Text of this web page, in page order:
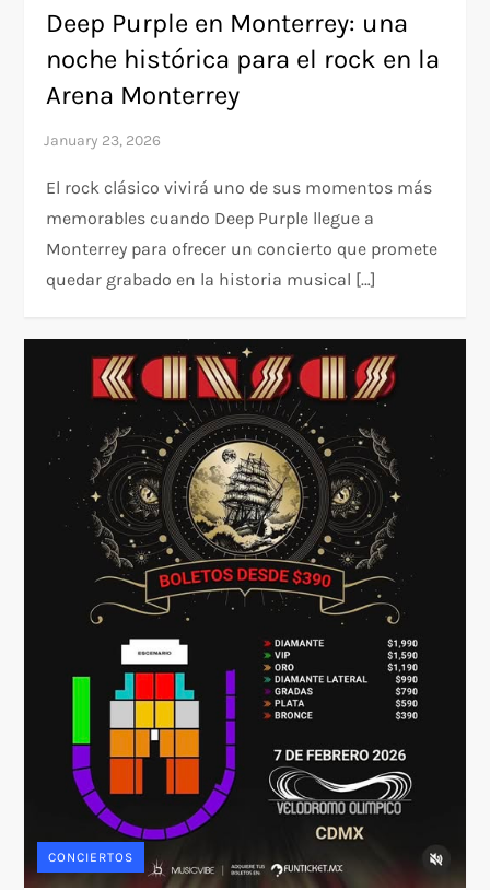
Deep Purple en Monterrey: una
noche histórica para el rock en la
Arena Monterrey
El rock clásico vivirá uno de sus momentos más
memorables cuando Deep Purple llegue a
Monterrey para ofrecer un concierto que promete
quedar grabado en la historia musical […]
CONCIERTOS